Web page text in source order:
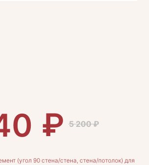
₽ 5 200 ₽
(угол 90 стена/стена, стена/потолок) для